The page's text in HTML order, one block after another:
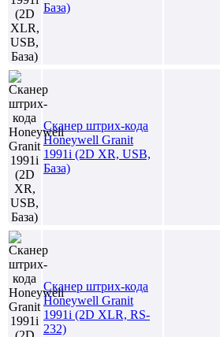
База)
Сканер штрих-кода
Honeywell Granit
1991i (2D XR, USB,
База)
Сканер штрих-кода
Honeywell Granit
1991i (2D XLR, RS-
232)